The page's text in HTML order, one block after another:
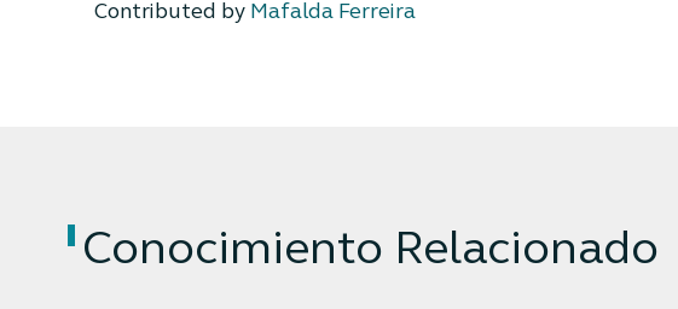
Contributed by Mafalda Ferreira
Conocimiento Relacionado